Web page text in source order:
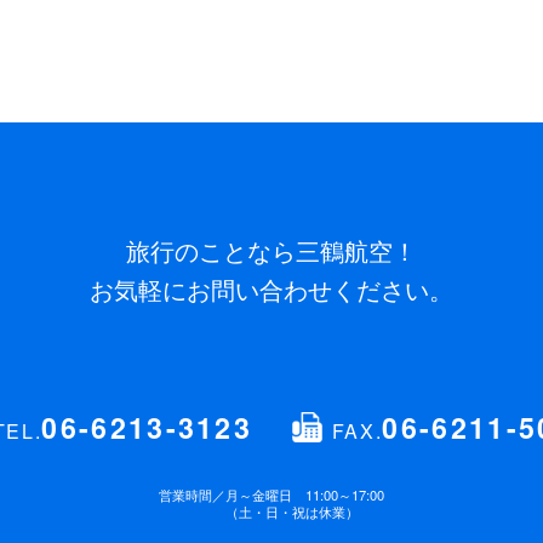
旅行のことなら三鶴航空！
お気軽にお問い合わせください。
06-6213-3123 FAX.06-6211-
営業時間／月～金曜日 11:00～17:00
（土・日・祝は休業）